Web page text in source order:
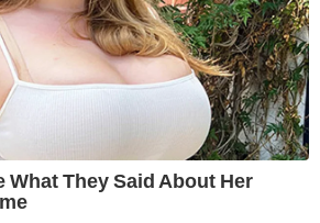
What They Said About Her